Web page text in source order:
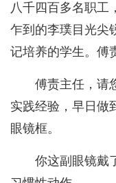
八千四百多名职工
乍到的李璞目光尖
记培养的学生。傅
傅责主任，请
实践经验，早日做
眼镜框。
你这副眼镜戴